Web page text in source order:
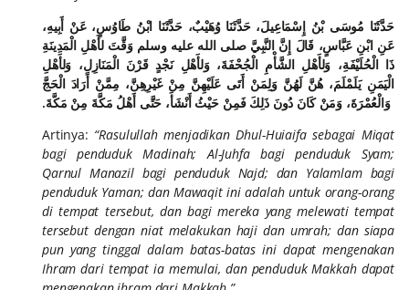
حَدَّثَنَا مُوسَى بْنُ إِسْمَاعِيلَ، حَدَّثَنَا وُهَيْبٌ، حَدَّثَنَا ابْنُ طَاوُسٍ، عَنْ أَبِيهِ،
عَنِ ابْنِ عَبَّاسٍ، قَالَ إِنَّ النَّبِيَّ صلى الله عليه وسلم وَقَّتَ لأَهْلِ الْمَدِينَةِ
ذَا الْحُلَيْفَةِ، وَلأَهْلِ الشَّأْمِ الْجُحْفَةَ، وَلأَهْلِ نَجْدٍ قَرْنَ الْمَنَازِلِ، وَلأَهْلِ
الْيَمَنِ يَلَمْلَمَ، هُنَّ لَهُنَّ وَلِمَنْ أَتَى عَلَيْهِنَّ مِنْ غَيْرِهِنَّ، مِمَّنْ أَرَادَ الْحَجَّ
وَالْعُمْرَةَ، وَمَنْ كَانَ دُونَ ذَلِكَ فَمِنْ حَيْثُ أَنْشَأَ، حَتَّى أَهْلُ مَكَّةَ مِنْ مَكَّةَ‏.
Artinya: “Rasulullah menjadikan Dhul-Huiaifa sebagai Miqat
bagi penduduk Madinah; Al-Juhfa bagi penduduk Syam;
Qarnul Manazil bagi penduduk Najd; dan Yalamlam bagi
penduduk Yaman; dan Mawaqit ini adalah untuk orang-orang
di tempat tersebut, dan bagi mereka yang melewati tempat
tersebut dengan niat melakukan haji dan umrah; dan siapa
pun yang tinggal dalam batas-batas ini dapat mengenakan
Ihram dari tempat ia memulai, dan penduduk Makkah dapat